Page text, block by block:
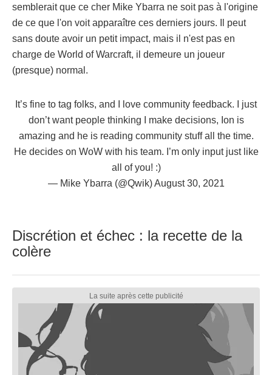
semblerait que ce cher Mike Ybarra ne soit pas à l'origine
de ce que l'on voit apparaître ces derniers jours. Il peut
sans doute avoir un petit impact, mais il n'est pas en
charge de World of Warcraft, il demeure un joueur
(presque) normal.
It’s fine to tag folks, and I love community feedback. I just
don’t want people thinking I make decisions, Ion is
amazing and he is reading community stuff all the time.
He decides on WoW with his team. I’m only input just like
all of you! :)
— Mike Ybarra (@Qwik)August 30, 2021
Discrétion et échec : la recette de la
colère